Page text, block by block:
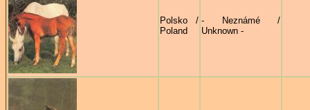
Polsko /
Poland
- Neznámé /
Unknown -